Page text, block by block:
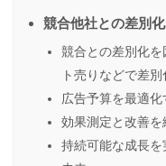
競合他社との差別
競合との差別化
ト売りなどで差別
広告予算を最適化
効果測定と改善
持続可能な成長